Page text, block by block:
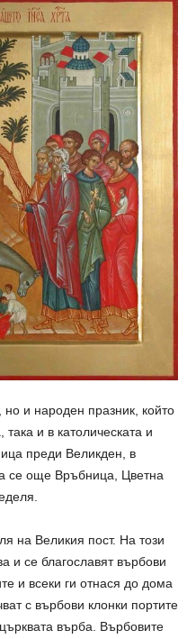
и народен празник, който
така и в католическата и
преди Великден, в
се още Връбница, Цветна
на Великия пост. На този
и се благославят върбови
и всеки ги отнася до дома
с върбови клонки портите
върба. Върбовите